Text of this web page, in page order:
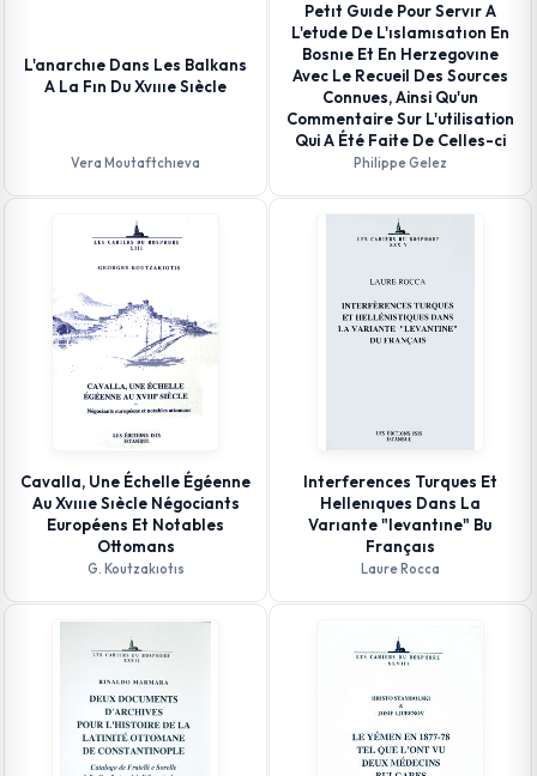
L'anarchıe Dans Les Balkans
A La Fın Du Xvıııe Sıècle
Vera Moutaftchıeva
Petıt Guıde Pour Servır A
L'etude De L'ıslamısatıon En
Bosnıe Et En Herzegovıne
Avec Le Recueil Des Sources
Connues, Ainsi Qu'un
Commentaire Sur L'utilisation
Qui A Été Faite De Celles-ci
Philippe Gelez
Cavalla, Une Échelle Égéenne
Au Xvıııe Sıècle Négociants
Européens Et Notables
Ottomans
G. Koutzakıotıs
Interferences Turques Et
Hellenıques Dans La
Varıante "levantıne" Bu
Françaıs
Laure Rocca